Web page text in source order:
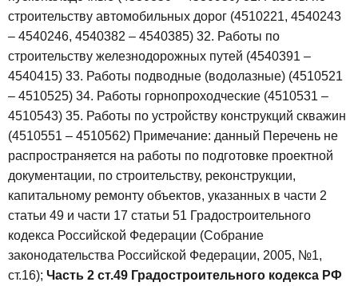
строительству автомобильных дорог (4510221, 4540243
– 4540246, 4540382 – 4540385) 32. Работы по
строительству железнодорожных путей (4540391 –
4540415) 33. Работы подводные (водолазные) (4510521
– 4510525) 34. Работы горнопроходческие (4510531 –
4510543) 35. Работы по устройству конструкций скважин
(4510551 – 4510562) Примечание: данный Перечень не
распространяется на работы по подготовке проектной
документации, по строительству, реконструкции,
капитальному ремонту объектов, указанных в части 2
статьи 49 и части 17 статьи 51 Градостроительного
кодекса Российской Федерации (Собрание
законодательства Российской Федерации, 2005, №1,
ст.16); Часть 2 ст.49 Градостроительного кодекса РФ